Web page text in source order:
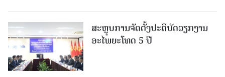
ສະຫຼຸບການຈັດຕັ້ງປະຕິບັດວຽກງານ
ອະໄພຍະໂທດ 5 ປີ